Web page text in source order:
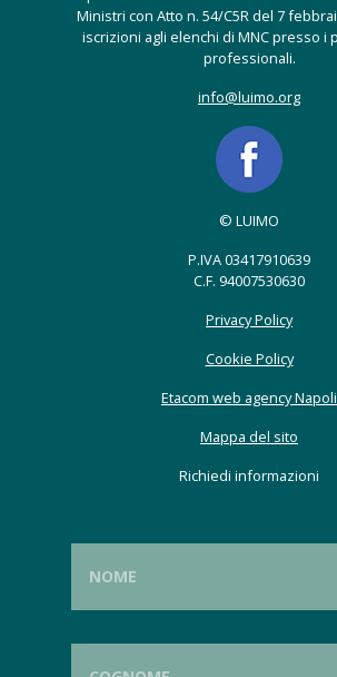
Ministri con Atto n. 54/C5R del 7
iscrizioni agli elenchi di MNC presso i
professionali.
info@luimo.org
© LUIMO
P.IVA 03417910639
C.F. 94007530630
Privacy Policy
Cookie Policy
Etacom web agency Napoli
Mappa del sito
Richiedi informazioni